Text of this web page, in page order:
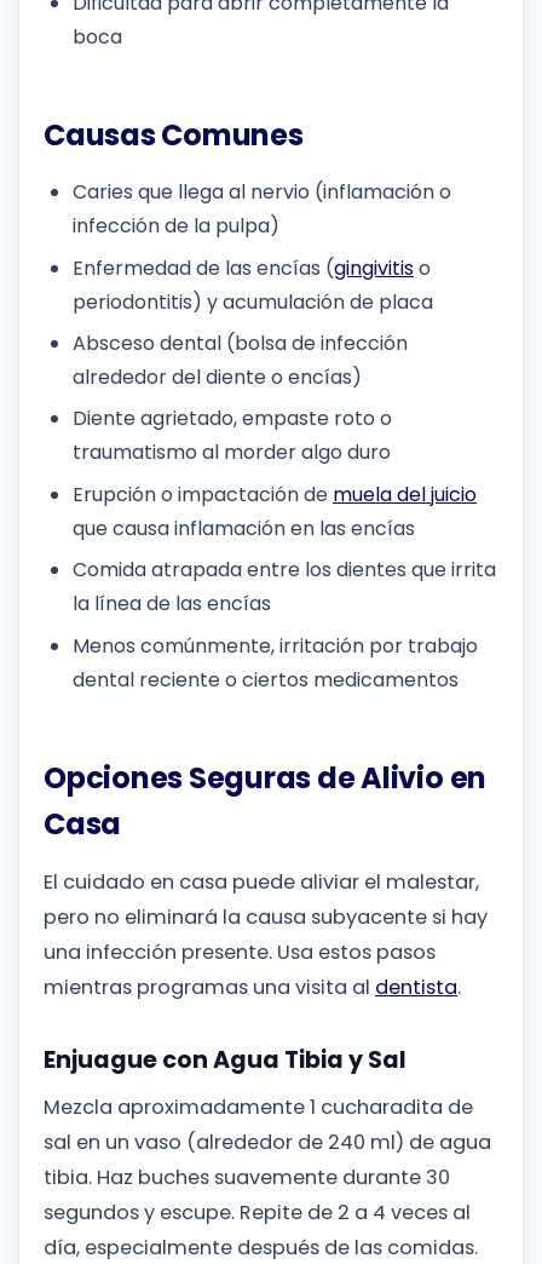
boca
Causas Comunes
Caries que llega al nervio (inflamación o
infección de la pulpa)
Enfermedad de las encías (gingivitiso
periodontitis) y acumulación de placa
Absceso dental (bolsa de infección
alrededor del diente o encías)
Diente agrietado, empaste roto o
traumatismo al morder algo duro
Erupción o impactación de muela del juicio
que causa inflamación en las encías
Comida atrapada entre los dientes que irrita
la línea de las encías
Menos comúnmente, irritación por trabajo
dental reciente o ciertos medicamentos
Opciones Seguras de Alivio en
Casa
El cuidado en casa puede aliviar el malestar,
pero no eliminará la causa subyacente si hay
una infección presente. Usa estos pasos
mientras programas una visita al dentista.
Enjuague con Agua Tibia y Sal
Mezcla aproximadamente 1 cucharadita de
sal en un vaso (alrededor de 240 ml) de agua
tibia. Haz buches suavemente durante 30
segundos y escupe. Repite de 2 a 4 veces al
día, especialmente después de las comidas.